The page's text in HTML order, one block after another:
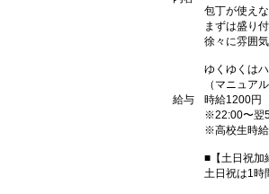
包丁が使え
まずは盛り
徐々に雰囲
ゆくゆくは
（マニュア
給与
時給1200円
※22:00〜翌
※高校生時
■【土日祝加
土日祝は1時